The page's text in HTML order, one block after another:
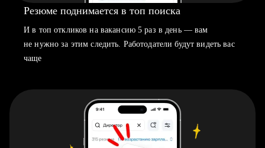
Резюме поднимается в топ поиска
И в топ откликов на вакансию 5 раз в день — вам
не нужно за этим следить. Работодатели будут видеть вас
чаще